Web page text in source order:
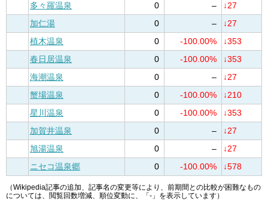
多々羅温泉
0 –
↓27
加仁湯
0 –
↓27
植木温泉
0 -100.00%
↓353
春日居温泉
0 -100.00%
↓353
海潮温泉
0 –
↓27
蟹場温泉
0 -100.00%
↓210
星川温泉
0 -100.00%
↓353
加賀井温泉
0 –
↓27
旭湯温泉
0 –
↓27
ニセコ温泉郷
0 -100.00% ↓578
（Wikipedia記事の追加、記事名の変更等により、前期間との比較が困難なもの
については、閲覧回数増減、順位変動に、「-」を表示しています）